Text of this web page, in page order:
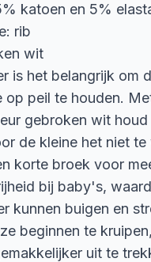
katoen en 5%
rib
wit
is het belangrijk om
op peil te houden.
gebroken wit houd
de kleine het niet te
korte broek voor
bij baby's,
kunnen buigen en
beginnen te
uit te